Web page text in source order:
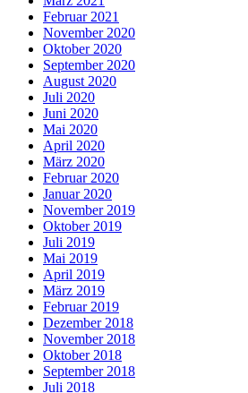
Februar 2021
November 2020
Oktober 2020
September 2020
August 2020
Juli 2020
Juni 2020
Mai 2020
April 2020
März 2020
Februar 2020
Januar 2020
November 2019
Oktober 2019
Juli 2019
Mai 2019
April 2019
März 2019
Februar 2019
Dezember 2018
November 2018
Oktober 2018
September 2018
Juli 2018